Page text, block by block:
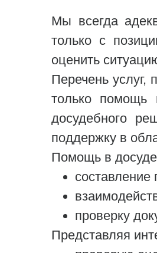
Мы всегда
только с
оценить
Перечень
только помощь
досудебного
поддержку в
Помощь в
составление
проверку
Представляя